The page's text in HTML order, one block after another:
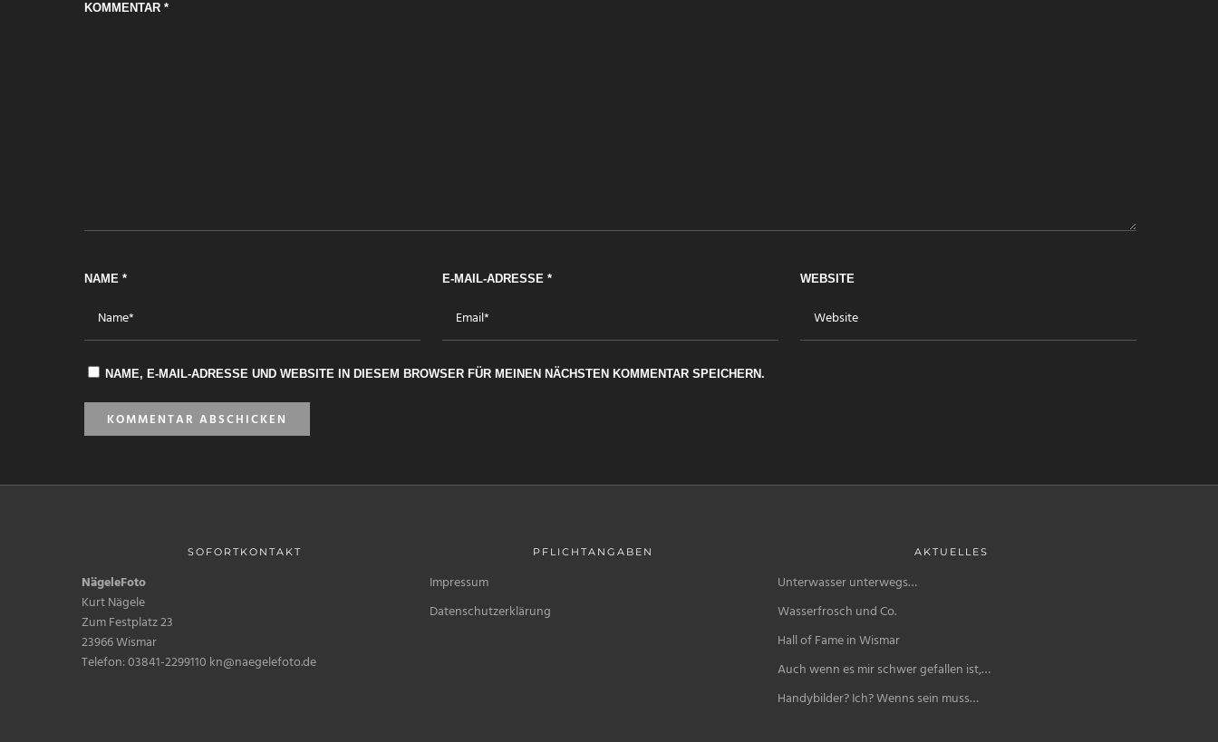
KOMMENTAR *
NAME * E-MAIL-ADRESSE * WEBSITE
NAME, E-MAIL-ADRESSE UND WEBSITE IN DIESEM BROWSER FÜR MEINEN NÄCHSTEN KOMMENTAR SPEICHERN.
SOFORTKONTAKT
NägeleFoto
Kurt Nägele
Zum Festplatz 23
23966 Wismar
Telefon: 03841-2299110 kn@naegelefoto.de
PFLICHTANGABEN
Impressum
Datenschutzerklärung
AKTUELLES
Unterwasser unterwegs…
Wasserfrosch und Co.
Hall of Fame in Wismar
Auch wenn es mir schwer gefallen ist,…
Handybilder? Ich? Wenns sein muss…